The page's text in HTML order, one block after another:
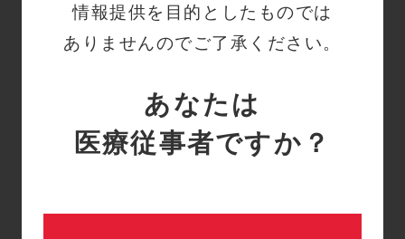
情報提供を目的としたものでは
ありませんのでご了承ください。
あなたは
医療従事者ですか？
詳細はこちら
SCDスマートフローの圧
迫時間の履歴（ルックバ
ックウィンドウ）の左下
はどういう機能ですか？